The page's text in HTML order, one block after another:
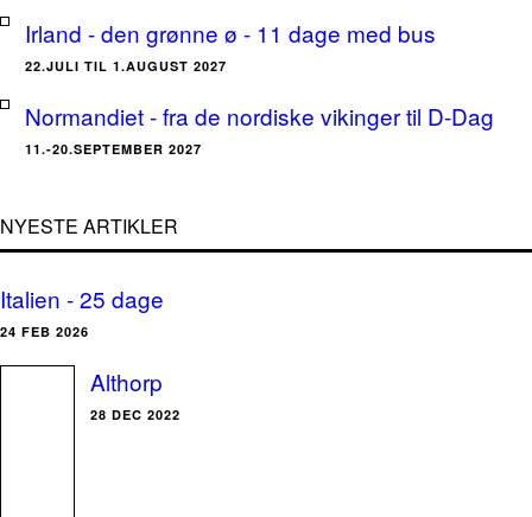
Irland - den grønne ø - 11 dage med bus
22.JULI TIL 1.AUGUST 2027
Normandiet - fra de nordiske vikinger til D-Dag
11.-20.SEPTEMBER 2027
NYESTE ARTIKLER
Italien - 25 dage
24 FEB 2026
Althorp
28 DEC 2022